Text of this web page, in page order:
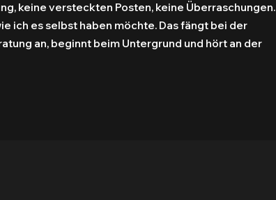
keine versteckten Posten, keine Überraschungen.
ich es selbst haben möchte. Das fängt bei der
an, beginnt beim Untergrund und hört an der